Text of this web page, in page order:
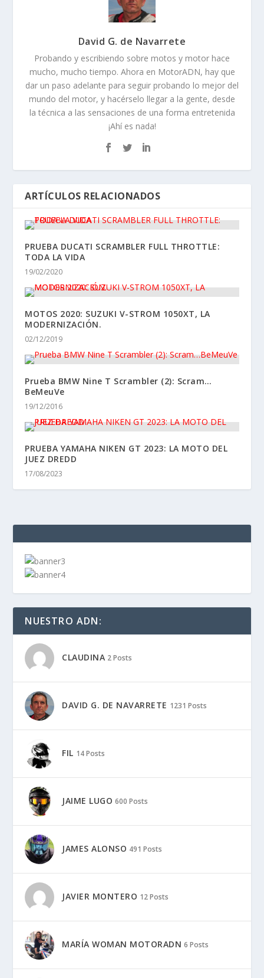
David G. de Navarrete
Probando y escribiendo sobre motos y motor hace
mucho, mucho tiempo. Ahora en MotorADN, hay que
dar un paso adelante para seguir probando lo mejor del
mundo del motor, y hacérselo llegar a la gente, desde
la técnica a las sensaciones de una forma entretenida
¡Ahí es nada!
ARTÍCULOS RELACIONADOS
PRUEBA DUCATI SCRAMBLER FULL THROTTLE:
TODA LA VIDA
19/02/2020
MOTOS 2020: SUZUKI V-STROM 1050XT, LA
MODERNIZACIÓN.
02/12/2019
Prueba BMW Nine T Scrambler (2): Scram…
BeMeuVe
19/12/2016
PRUEBA YAMAHA NIKEN GT 2023: LA MOTO DEL
JUEZ DREDD
17/08/2023
NUESTRO ADN:
CLAUDINA 2 Posts
DAVID G. DE NAVARRETE 1231 Posts
FIL 14 Posts
JAIME LUGO 600 Posts
JAMES ALONSO 491 Posts
JAVIER MONTERO 12 Posts
MARÍA WOMAN MOTORADN 6 Posts